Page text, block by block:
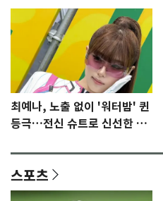
최예나, 노출 없이 '워터밤' 퀸
등극…전신 슈트로 신선한 충
스포츠